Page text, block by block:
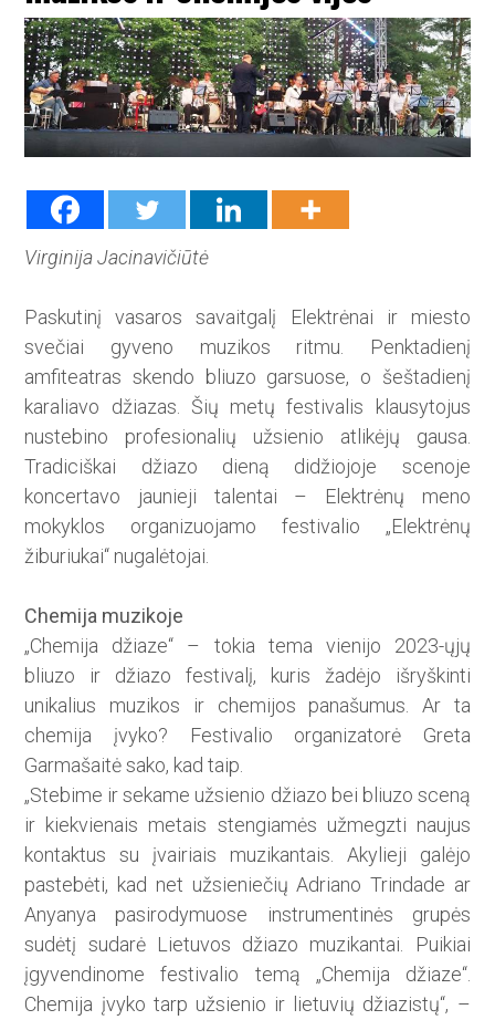
Virginija Jacinavičiūtė
Paskutinį vasaros savaitgalį E­­le­k­trėnai ir miesto
svečiai gyveno­ muzikos ritmu. Penktadienį
amfiteatras skendo bliuzo garsuo­se, o šeštadienį
karaliavo džiazas. Šių metų festivalis klausytojus
nustebino profesionalių užsienio atli­kėjų gausa.
Tradiciškai džiazo dieną didžiojoje scenoje
koncertavo jaunieji talentai – Elektrėnų meno
mokyklos organizuojamo festivalio „Elektrėnų
žiburiukai“ nugalėtojai.
Chemija muzikoje
„Chemija džiaze“ – tokia tema vienijo 2023-ųjų
bliuzo ir džiazo festivalį, kuris žadėjo išryškinti
unikalius muzikos ir chemijos panašumus. Ar ta
chemija įvyko? Festivalio organizatorė Greta
Garmašaitė sako, kad taip.
„Stebime ir sekame užsienio džiazo bei bliuzo sceną
ir kiekvienais metais stengiamės užmegzti naujus
kontaktus su įvairiais muzikantais. Akylieji galėjo
pastebėti, kad net užsieniečių Adriano Trindade ar
Anyanya pasirodymuose instrumentinės grupės
sudėtį sudarė Lietuvos džiazo muzikantai. Puikiai
įgyvendinome festivalio temą „Chemija džiaze“.
Chemija įvyko tarp užsienio ir lietuvių džiazistų“, –